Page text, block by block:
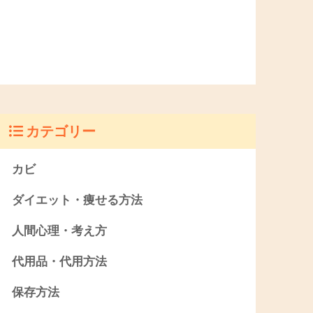
カテゴリー
カビ
ダイエット・痩せる方法
人間心理・考え方
代用品・代用方法
保存方法